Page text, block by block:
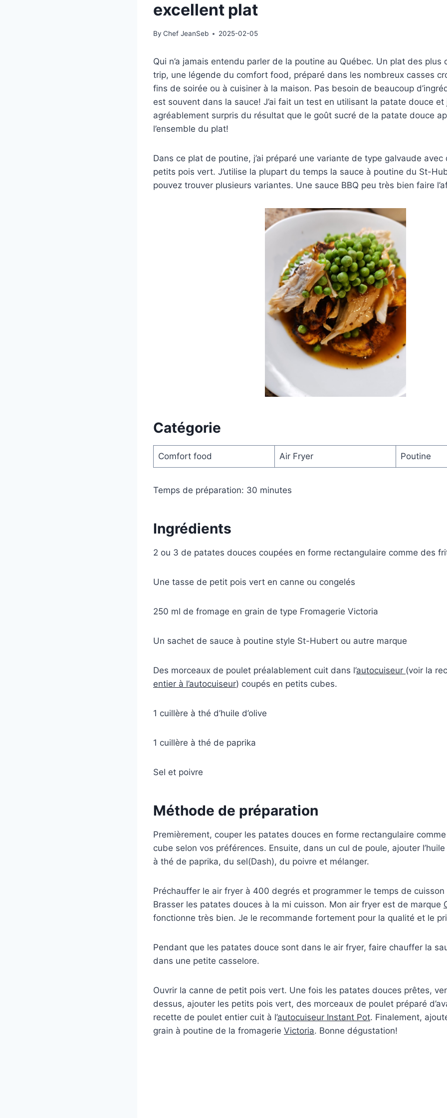
excellent plat
By Chef JeanSeb 2025-02-05
Qui n’a jamais entendu parler de la poutine au Québec. Un plat des plus
trip, une légende du comfort food, préparé dans les nombreux casses
fins de soirée ou à cuisiner à la maison. Pas besoin de beaucoup
est souvent dans la sauce! J’ai fait un test en utilisant la patate douce et
agréablement surpris du résultat que le goût sucré de la patate douce
l’ensemble du plat!
Dans ce plat de poutine, j’ai préparé une variante de type galvaude
petits pois vert. J’utilise la plupart du temps la sauce à poutine du St-
pouvez trouver plusieurs variantes. Une sauce BBQ peu très bien faire
Catégorie
Comfort food Air Fryer Poutine
Temps de préparation: 30 minutes
Ingrédients
2 ou 3 de patates douces coupées en forme rectangulaire comme des
Une tasse de petit pois vert en canne ou congelés
250 ml de fromage en grain de type Fromagerie Victoria
Un sachet de sauce à poutine style St-Hubert ou autre marque
Des morceaux de poulet préalablement cuit dans l’autocuiseur (voir la
entier à l’autocuiseur) coupés en petits cubes.
1 cuillère à thé d’huile d’olive
1 cuillère à thé de paprika
Sel et poivre
Méthode de préparation
Premièrement, couper les patates douces en forme rectangulaire
cube selon vos préférences. Ensuite, dans un cul de poule, ajouter l’huile
à thé de paprika, du sel(Dash), du poivre et mélanger.
Préchauffer le air fryer à 400 degrés et programmer le temps de cuisson
Brasser les patates douces à la mi cuisson. Mon air fryer est de marque
fonctionne très bien. Je le recommande fortement pour la qualité et le
Pendant que les patates douce sont dans le air fryer, faire chauffer la
dans une petite casselore.
Ouvrir la canne de petit pois vert. Une fois les patates douces prêtes,
dessus, ajouter les petits pois vert, des morceaux de poulet préparé
recette de poulet entier cuit à l’autocuiseur Instant Pot. Finalement,
grain à poutine de la fromagerie Victoria. Bonne dégustation!